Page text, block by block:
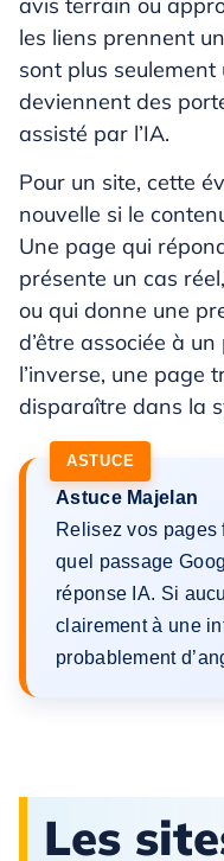
les liens prennent
sont plus
deviennent des
assisté par l’IA.
Pour un site, cette
nouvelle si le
Une page qui
présente un cas
ou qui donne une
d’être associée à
l’inverse, une page
disparaître dans la
Astuce Majelan
Relisez vos pages
quel passage
réponse IA. Si
clairement à une
probablement
Les